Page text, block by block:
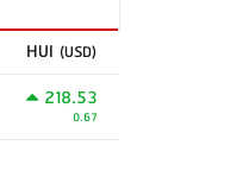
HUI (USD)
218.53
0.67